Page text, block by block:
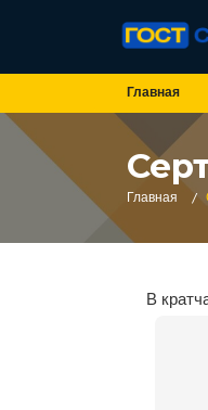
Главная
Главная /
В